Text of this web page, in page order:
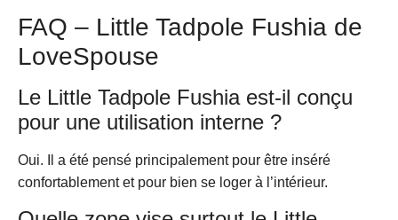
FAQ – Little Tadpole Fushia de
LoveSpouse
Le Little Tadpole Fushia est-il conçu
pour une utilisation interne ?
Oui. Il a été pensé principalement pour être inséré
confortablement et pour bien se loger à l’intérieur.